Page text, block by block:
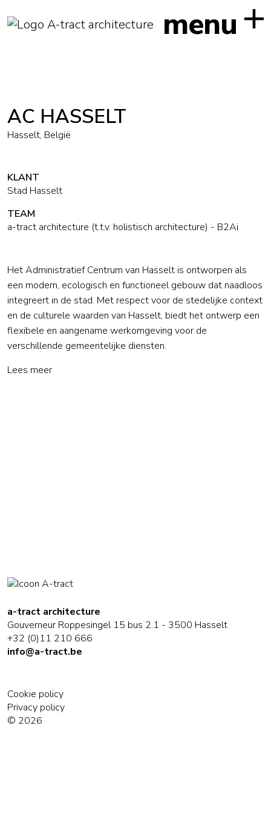
menu
AC HASSELT
Hasselt, België
KLANT
Stad Hasselt
TEAM
a-tract architecture (t.t.v. holistisch architecture) - B2Ai
Het Administratief Centrum van Hasselt is ontworpen als
een modern, ecologisch en functioneel gebouw dat naadloos
integreert in de stad. Met respect voor de stedelijke context
en de culturele waarden van Hasselt, biedt het ontwerp een
flexibele en aangename werkomgeving voor de
verschillende gemeentelijke diensten.
Lees meer
a-tract architecture
Gouverneur Roppesingel 15 bus 2.1 - 3500 Hasselt
+32 (0)11 210 666
info@a-tract.be
Cookie policy
Privacy policy
© 2026